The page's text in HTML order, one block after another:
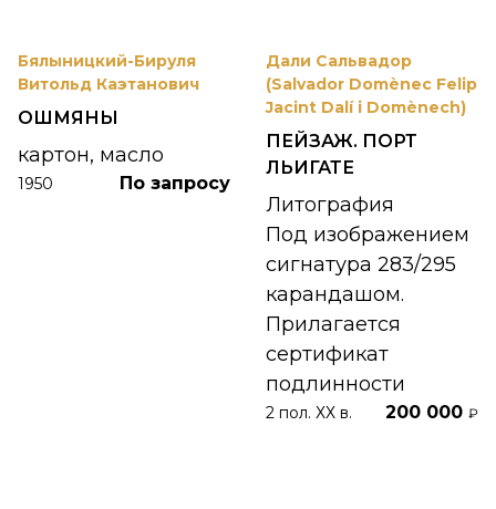
Бялыницкий-Бируля
Витольд Каэтанович
ОШМЯНЫ
картон, масло
1950 По запросу
Дали Сальвадор
(Salvador Domènec Felip
Jacint Dalí i Domènech)
ПЕЙЗАЖ. ПОРТ
ЛЬИГАТЕ
Литография
Под изображением
сигнатура 283/295
карандашом.
Прилагается
сертификат
подлинности
2 пол. ХХ в. 200 000 ₽